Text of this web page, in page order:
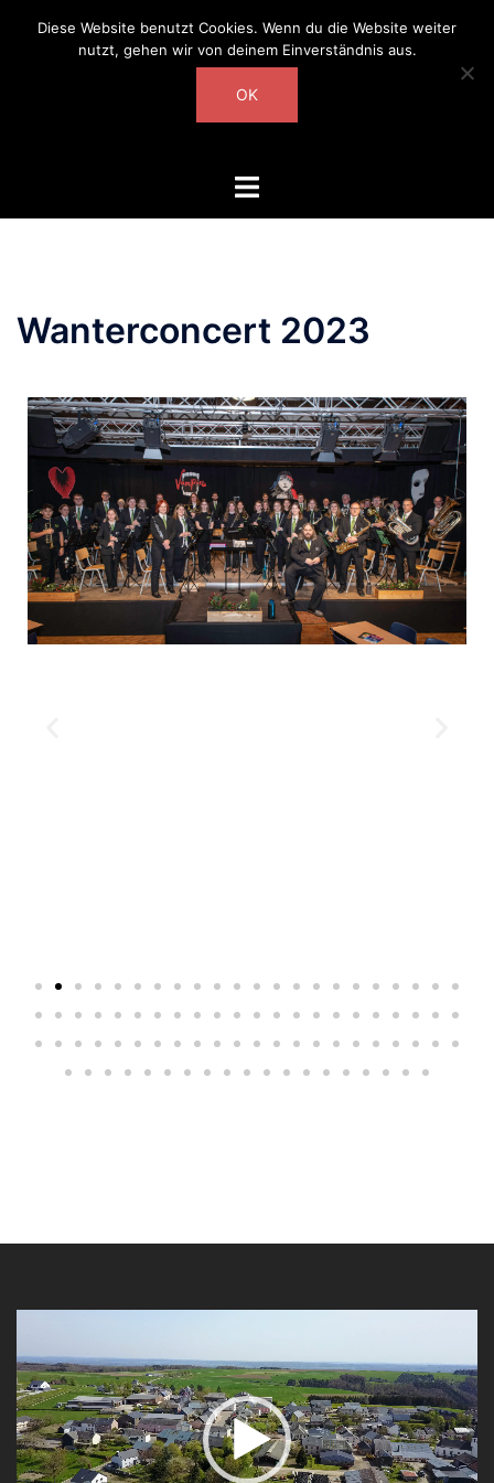
Wanterconcert 2023
Player
Diese Website benutzt Cookies. Wenn du die Website weiter
nutzt, gehen wir von deinem Einverständnis aus.
OK